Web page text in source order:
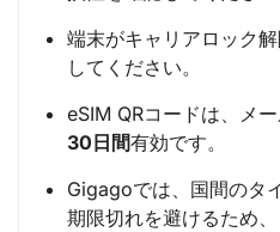
端末がキャリアロック
してください。
eSIM QRコードは、メ
30日間有効です。
Gigagoでは、国間のタ
期限切れを避けるため